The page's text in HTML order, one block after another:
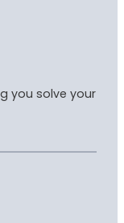
you solve your